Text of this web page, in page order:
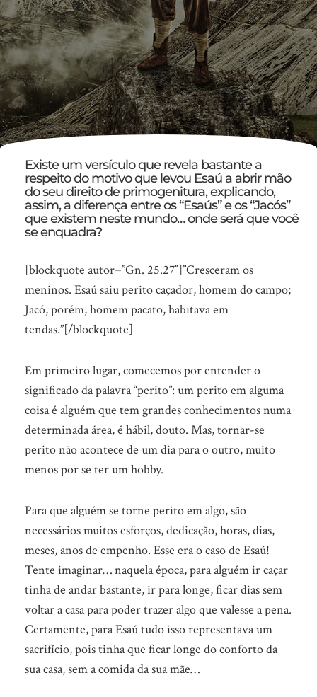
Você
é
perito
em
coisa?
Existe um versículo que revela bastante a
respeito do motivo que levou Esaú a abrir mão
do seu direito de primogenitura, explicando,
assim, a diferença entre os “Esaús” e os “Jacós”
que existem neste mundo… onde será que você
se enquadra?
[blockquote autor=”Gn. 25.27″]”Cresceram os
meninos. Esaú saiu perito caçador, homem do campo;
Jacó, porém, homem pacato, habitava em
tendas.”[/blockquote]
Em primeiro lugar, comecemos por entender o
significado da palavra “perito”: um perito em alguma
coisa é alguém que tem grandes conhecimentos numa
determinada área, é hábil, douto. Mas, tornar-se
perito não acontece de um dia para o outro, muito
menos por se ter um hobby.
Para que alguém se torne perito em algo, são
necessários muitos esforços, dedicação, horas, dias,
meses, anos de empenho. Esse era o caso de Esaú!
Tente imaginar… naquela época, para alguém ir caçar
tinha de andar bastante, ir para longe, ficar dias sem
voltar a casa para poder trazer algo que valesse a pena.
Certamente, para Esaú tudo isso representava um
sacrifício, pois tinha que ficar longe do conforto da
sua casa, sem a comida da sua mãe…